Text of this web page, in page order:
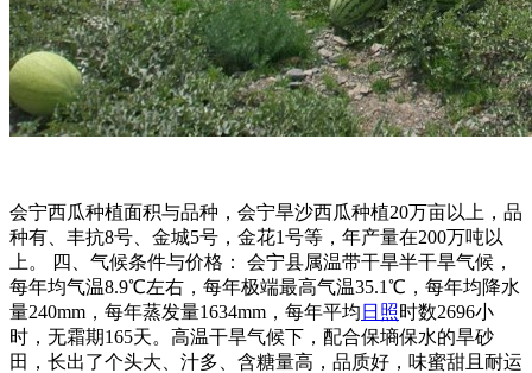
会宁西瓜种植面积与品种，会宁旱沙西瓜种植20万亩以上，品
种有、丰抗8号、金城5号，金花1号等，年产量在200万吨以
上。 四、气候条件与价格： 会宁县属温带干旱半干旱气候，
每年均气温8.9℃左右，每年极端最高气温35.1℃，每年均降水
量240mm，每年蒸发量1634mm，每年平均 日照时数2696小
时，无霜期165天。高温干旱气候下，配合保墒保水的旱砂
田，长出了个头大、汁多、含糖量高，品质好，味蜜甜且耐运